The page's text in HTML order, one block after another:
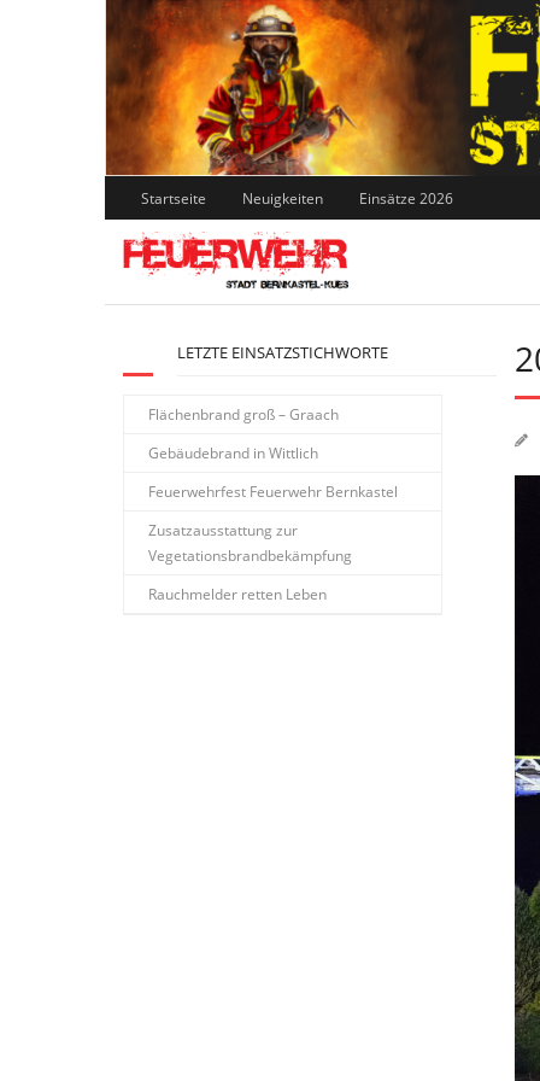
Skip
to
content
Startseite Neuigkeiten Einsätze 2026
LETZTE EINSATZSTICHWORTE
Flächenbrand groß – Graach
Gebäudebrand in Wittlich
Feuerwehrfest Feuerwehr Bernkastel
Zusatzausstattung zur
Vegetationsbrandbekämpfung
Rauchmelder retten Leben